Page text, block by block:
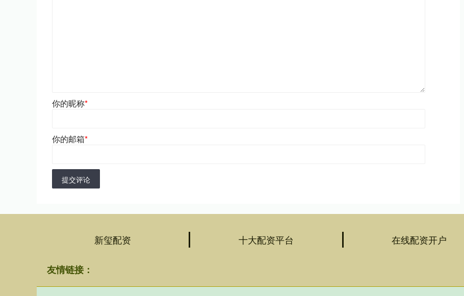
你的昵称*
你的邮箱*
提交评论
新玺配资 十大配资平台 在线配资开户
友情链接：